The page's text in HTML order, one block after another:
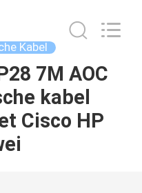
Kabel
7M AOC
kabel
Cisco HP